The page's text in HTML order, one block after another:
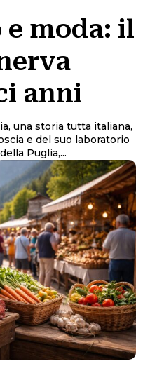
moda: il
anni
una storia tutta italiana,
e del suo laboratorio
cuore della Puglia,...